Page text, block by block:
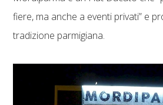
fiere, ma anche a eventi privati” e
tradizione parmigiana.